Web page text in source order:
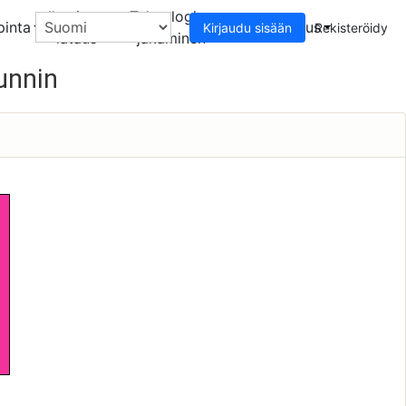
Ilmainen
lataus
Teknologian
jakaminen
Avustuskeskus
Kirjaudu sisään Rekisteröidy